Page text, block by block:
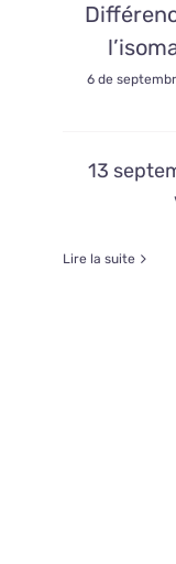
6 de
13
Lire la suite